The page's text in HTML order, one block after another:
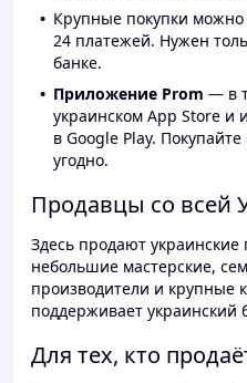
Крупные покупки можно
24 платежей. Нужен
банке.
Приложение Prom — в
украинском App Store и
в Google Play.
угодно.
Продавцы со всей
Здесь продают
небольшие мастерские,
производители и крупные
поддерживает украинский
Для тех, кто